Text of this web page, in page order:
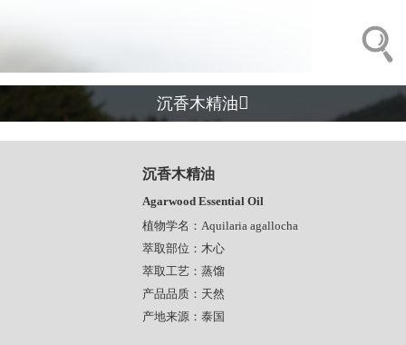
沉香木精油
沉香木精油
Agarwood Essential Oil
植物学名：Aquilaria agallocha
萃取部位：木心
萃取工艺：蒸馏
产品品质：天然
产地来源：泰国